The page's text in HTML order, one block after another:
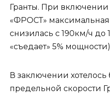
Гранты. При
«ФРОСТ» максимальная
снизилась с 190км/ч
«съедает» 5%
В заключении хотелось
предельной скорости